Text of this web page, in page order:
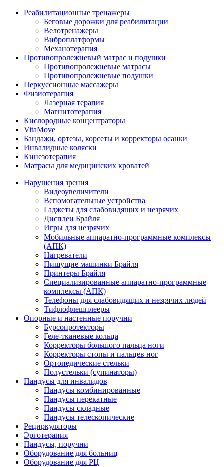
Реабилитационные тренажеры
Беговые дорожки для реабилитации
Велотренажеры
Виброплатформы
Механотерапия
Противопролежневый матрас и подушки
Противопролежневые матрасы
Противопролежневые подушки
Перкуссионные массажеры
Физиотерапия
Лазерная терапия
Магнитотерапия
Кислородные концентраторы
VitaMove
Бандажи, ортезы, корсеты и корректоры осанки
Инвалидные коляски
Кинезотерапия
Матрасы для медицинских кроватей
Нарушения зрения
Видеоувеличители
Вспомогательные устройства
Гаджеты для слабовидящих и незрячих
Дисплеи Брайля
Игры для незрячих
Мобильные аппаратно-программные комплексы
(АПК)
Нагреватели
Пишущие машинки Брайля
Принтеры Брайля
Специализированные аппаратно-программные
комплексы (АПК)
Телефоны для слабовидящих и незрячих людей
Тифлофлешплееры
Опорные и настенные поручни
Бурсопротекторы
Геле-тканевые кольца
Корректоры большого пальца ноги
Корректоры стопы и пальцев ног
Ортопедические стельки
Полустельки (супинаторы)
Пандусы для инвалидов
Пандусы комбинированные
Пандусы перекатные
Пандусы складные
Пандусы телескопические
Рециркуляторы
Эрготерапия
Пандусы, поручни
Оборудование для больниц
Оборудование для РЦ